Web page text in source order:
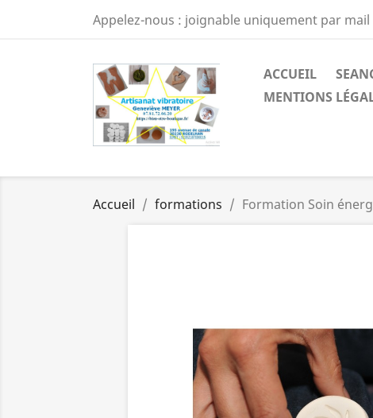
Appelez-nous : joignable uniquement par mail
ACCUEIL
MENTIONS
Accueil formations Formation Soin